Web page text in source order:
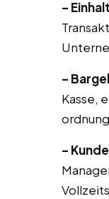
–
–
Kasse,
–